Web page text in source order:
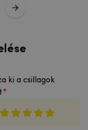
ki a csillagok